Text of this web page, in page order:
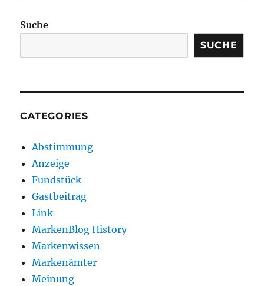
Suche
SUCHE
CATEGORIES
Abstimmung
Anzeige
Fundstück
Gastbeitrag
Link
MarkenBlog History
Markenwissen
Markenämter
Meinung